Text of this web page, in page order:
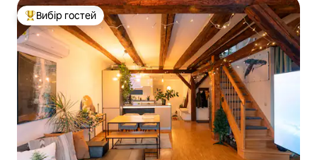
Топ вибір гостей
Вибір гостей